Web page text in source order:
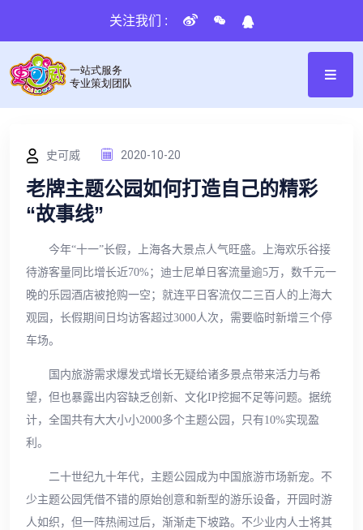
关注我们 :
史可威 2020-10-20
老牌主题公园如何打造自己的精彩
“故事线”
今年“十一”长假，上海各大景点人气旺盛。上海欢乐谷接
待游客量同比增长近70%；迪士尼单日客流量逾5万，数千元一
晚的乐园酒店被抢购一空；就连平日客流仅二三百人的上海大
观园，长假期间日均访客超过3000人次，需要临时新增三个停
车场。
国内旅游需求爆发式增长无疑给诸多景点带来活力与希
望，但也暴露出内容缺乏创新、文化IP挖掘不足等问题。据统
计，全国共有大大小小2000多个主题公园，只有10%实现盈
利。
二十世纪九十年代，主题公园成为中国旅游市场新宠。不
少主题公园凭借不错的原始创意和新型的游乐设备，开园时游
人如织，但一阵热闹过后，渐渐走下坡路。不少业内人士将其